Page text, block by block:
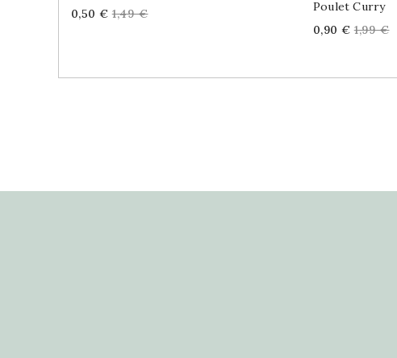
Price
0,50 € Regular
1,49 €
Poulet Curry
Price
0,90 € Regular
1,99 €